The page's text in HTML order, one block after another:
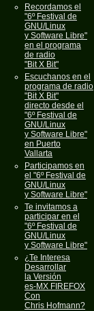
Recordamos el
"6º Festival de
GNU/Linux
y Software Libre"
en el programa
de radio
"Bit X Bit"
Escuchanos en el
programa de radio
"Bit X Bit"
directo desde el
"6º Festival de
GNU/Linux
y Software Libre"
en Puerto
Vallarta
Participamos en
el "6º Festival de
GNU/Linux
y Software Libre"
Te invitamos a
participar en el
"6º Festival de
GNU/Linux
y Software Libre"
¿Te Interesa
Desarrollar
la Versión
es-MX FIREFOX
Con
Chris Hofmann?